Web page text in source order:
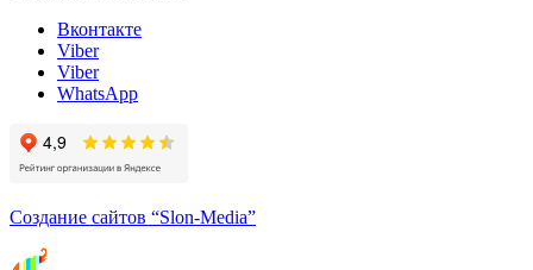
Вконтакте
Viber
Viber
WhatsApp
Создание сайтов “Slon-Media”